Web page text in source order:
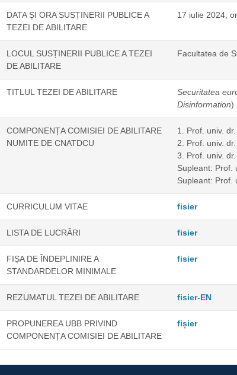
DATA ȘI ORA SUSȚINERII PUBLICE A
TEZEI DE ABILITARE
17 iulie 2024,
LOCUL SUSȚINERII PUBLICE A TEZEI
DE ABILITARE
Facultatea de
TITLUL TEZEI DE ABILITARE Securitatea
Disinformation)
COMPONENȚA COMISIEI DE ABILITARE
NUMITE DE CNATDCU
1. Prof. univ.
2. Prof. univ.
3. Prof. univ.
Supleant: Prof.
Supleant: Prof.
CURRICULUM VITAE fisier
LISTA DE LUCRĂRI fisier
FIȘA DE ÎNDEPLINIRE A
STANDARDELOR MINIMALE
fisier
REZUMATUL TEZEI DE ABILITARE fisier-EN
PROPUNEREA UBB PRIVIND
COMPONENȚA COMISIEI DE ABILITARE
fișier